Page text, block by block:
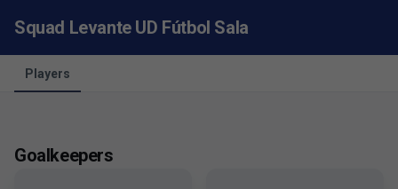
Squad Levante UD Fútbol Sala
Players
Goalkeepers